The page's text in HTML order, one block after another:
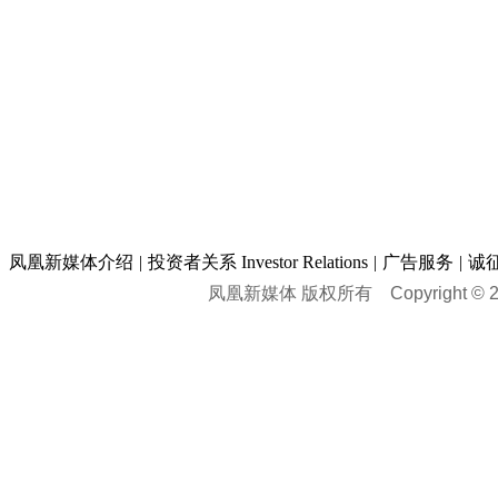
凤凰新媒体介绍 | 投资者关系 Investor Relations | 广告服务 | 诚
凤凰新媒体 版权所有 Copyright ©